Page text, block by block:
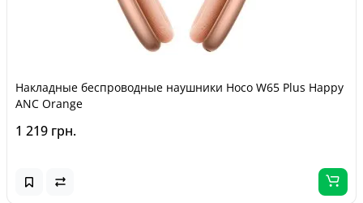
Накладные беспроводные наушники Hoco W65 Plus Happy
ANC Orange
1 219 грн.